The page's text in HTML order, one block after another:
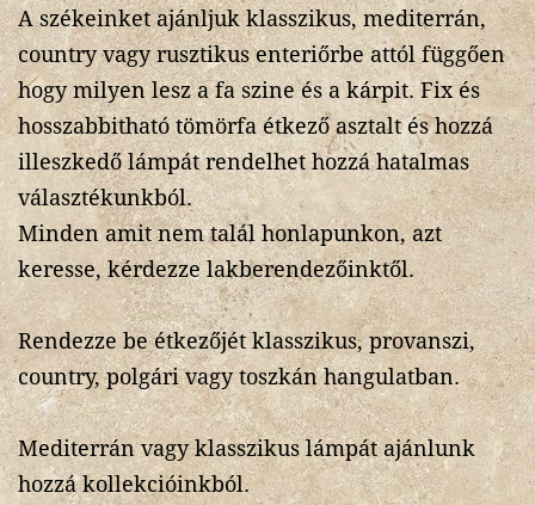
A székeinket ajánljuk klasszikus, mediterrán,
country vagy rusztikus enteriőrbe attól függően
hogy milyen lesz a fa szine és a kárpit. Fix és
hosszabbitható tömörfa étkező asztalt és hozzá
illeszkedő lámpát rendelhet hozzá hatalmas
választékunkból.
Minden amit nem talál honlapunkon, azt
keresse, kérdezze lakberendezőinktől.
Rendezze be étkezőjét klasszikus, provanszi,
country, polgári vagy toszkán hangulatban.
Mediterrán vagy klasszikus lámpát ajánlunk
hozzá kollekcióinkból.